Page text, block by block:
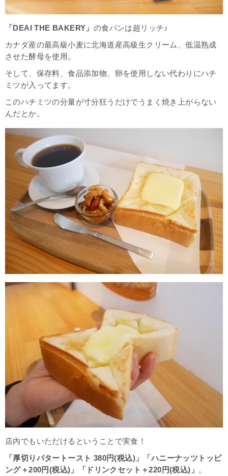
「DEAI THE BAKERY」 の食パンは超リッチ♪
カナダ産の最高級小麦に北海道産高級生クリーム、低温熟成
させた酵母を使用。
そして、保存料、食品添加物、卵を使用しない代わりにハチ
ミツが入ってます。
このハチミツの分量が寸分狂うだけでうまく焼き上がらない
んだとか。
店内でもいただけるということで実食！
「厚切りバタートースト 380円(税込)」「ハニーナッツトッピ
ング＋200円(税込)」「ドリンクセット＋220円(税込)」 。